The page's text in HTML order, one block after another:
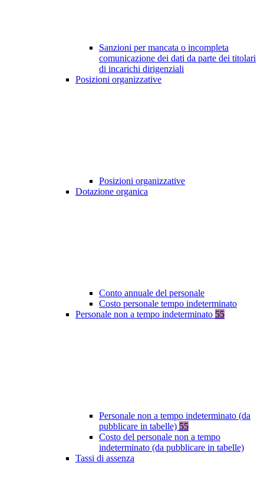
Sanzioni per mancata o incompleta
comunicazione dei dati da parte dei titolari
di incarichi dirigenziali
Posizioni organizzative
Posizioni organizzative
Dotazione organica
Conto annuale del personale
Costo personale tempo indeterminato
Personale non a tempo indeterminato 55
Personale non a tempo indeterminato (da
pubblicare in tabelle) 55
Costo del personale non a tempo
indeterminato (da pubblicare in tabelle)
Tassi di assenza